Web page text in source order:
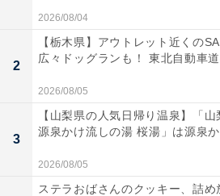
2026/08/04
2
【栃木県】アウトレット近くの
広々ドッグランも！ 東北自動車道
2026/08/05
3
【山梨県の人気日帰り温泉】「
源泉かけ流しの湯 桜湯」は源泉か
2026/08/05
ステラおばさんのクッキー、詰め